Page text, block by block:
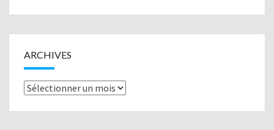
ARCHIVES
Archives